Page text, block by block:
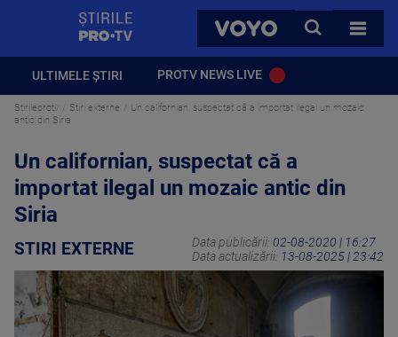
VOYO
CAUTA
TOATE
ULTIMELE ȘTIRI PROTV NEWS LIVE
Stirileprotv Stiri externe
Un californian, suspectat că a importat ilegal un mozaic
antic din Siria
Un californian, suspectat că a
importat ilegal un mozaic antic din
Siria
STIRI EXTERNE Data publicării: 02-08-2020 | 16:27
Data actualizării: 13-08-2025 | 23:42